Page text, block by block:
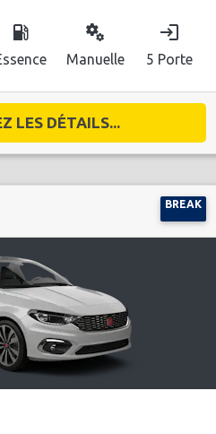
local_gas_station miscellaneous_services
Manuelle
login
5 Porte
LES DÉTAILS...
BREAK